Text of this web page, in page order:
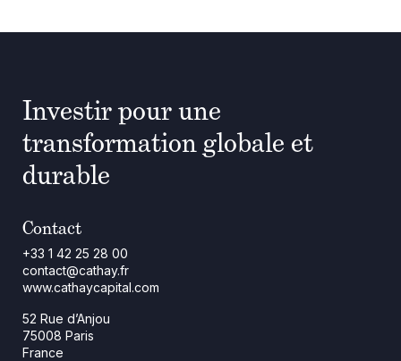
Investir pour une
transformation globale et
durable
Contact
+33 1 42 25 28 00
contact@cathay.fr
www.cathaycapital.com
52 Rue d’Anjou
75008 Paris
France